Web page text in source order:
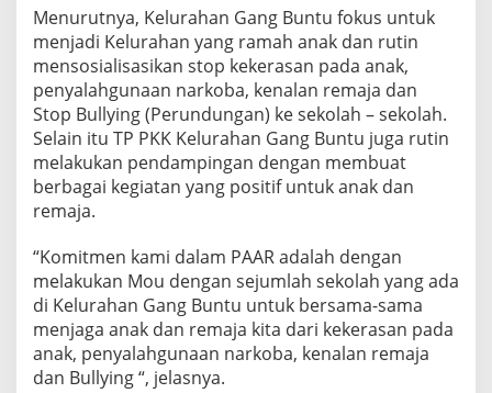
a
d
a
n
R
e
m
a
j
Menurutnya, Kelurahan Gang Buntu fokus untuk
menjadi Kelurahan yang ramah anak dan rutin
mensosialisasikan stop kekerasan pada anak,
penyalahgunaan narkoba, kenalan remaja dan
Stop Bullying (Perundungan) ke sekolah – sekolah.
Selain itu TP PKK Kelurahan Gang Buntu juga rutin
melakukan pendampingan dengan membuat
berbagai kegiatan yang positif untuk anak dan
remaja.
“Komitmen kami dalam PAAR adalah dengan
melakukan Mou dengan sejumlah sekolah yang ada
di Kelurahan Gang Buntu untuk bersama-sama
menjaga anak dan remaja kita dari kekerasan pada
anak, penyalahgunaan narkoba, kenalan remaja
dan Bullying “, jelasnya.